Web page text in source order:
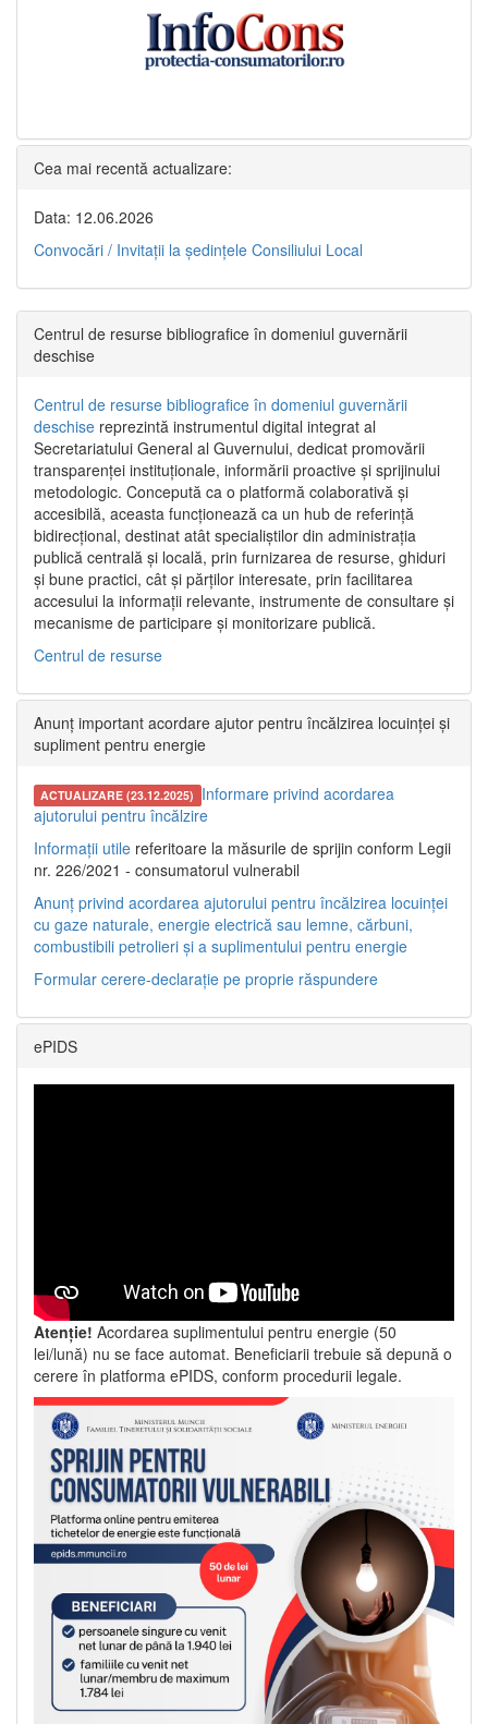
Cea mai recentă actualizare:
Data: 12.06.2026
Convocări / Invitaţii la şedinţele Consiliului Local
Centrul de resurse bibliografice în domeniul guvernării
deschise
Centrul de resurse bibliografice în domeniul guvernării
deschise reprezintă instrumentul digital integrat al
Secretariatului General al Guvernului, dedicat promovării
transparenței instituționale, informării proactive și sprijinului
metodologic. Concepută ca o platformă colaborativă și
accesibilă, aceasta funcționează ca un hub de referință
bidirecțional, destinat atât specialiștilor din administrația
publică centrală și locală, prin furnizarea de resurse, ghiduri
și bune practici, cât și părților interesate, prin facilitarea
accesului la informații relevante, instrumente de consultare și
mecanisme de participare și monitorizare publică.
Centrul de resurse
Anunț important acordare ajutor pentru încălzirea locuinței și
supliment pentru energie
ACTUALIZARE (23.12.2025) Informare privind acordarea
ajutorului pentru încălzire
Informații utile referitoare la măsurile de sprijin conform Legii
nr. 226/2021 - consumatorul vulnerabil
Anunț privind acordarea ajutorului pentru încălzirea locuinței
cu gaze naturale, energie electrică sau lemne, cărbuni,
combustibili petrolieri și a suplimentului pentru energie
Formular cerere-declarație pe proprie răspundere
ePIDS
Atenție! Acordarea suplimentului pentru energie (50
lei/lună) nu se face automat. Beneficiarii trebuie să depună o
cerere în platforma ePIDS, conform procedurii legale.